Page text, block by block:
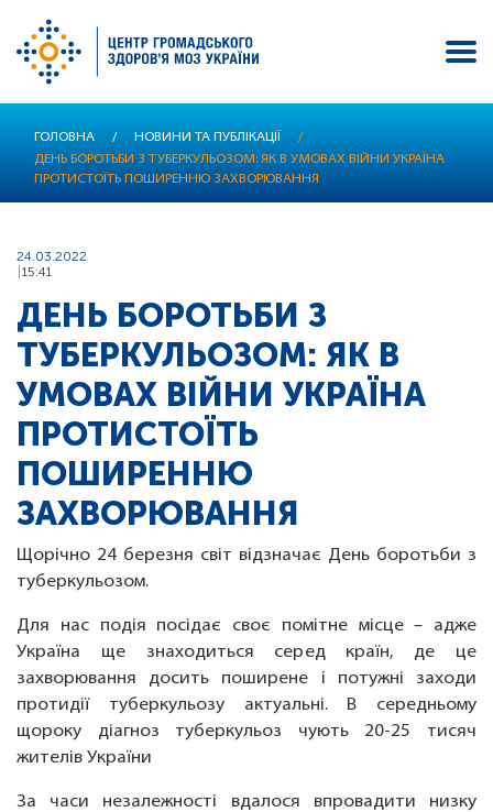
основного
ГОЛОВНА / НОВИНИ ТА ПУБЛІКАЦІЇ
/
ДЕНЬ БОРОТЬБИ З ТУБЕРКУЛЬОЗОМ: ЯК В УМОВАХ ВІЙНИ УКРАЇНА
ПРОТИСТОЇТЬ ПОШИРЕННЮ ЗАХВОРЮВАННЯ
24.03.2022
15:41
ДЕНЬ БОРОТЬБИ З
ТУБЕРКУЛЬОЗОМ: ЯК В
УМОВАХ ВІЙНИ УКРАЇНА
ПРОТИСТОЇТЬ
ПОШИРЕННЮ
ЗАХВОРЮВАННЯ
Щорічно 24 березня світ відзначає День боротьби з
туберкульозом.
Для нас подія посідає своє помітне місце – адже
Україна ще знаходиться серед країн, де це
захворювання досить поширене і потужні заходи
протидії туберкульозу актуальні. В середньому
щороку діагноз туберкульоз чують 20-25 тисяч
жителів України
За часи незалежності вдалося впровадити низку